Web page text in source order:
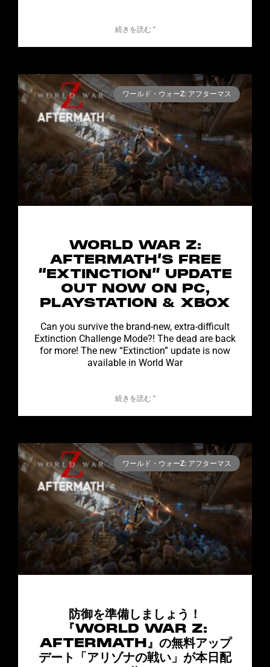
続きを読む "
ワールド・ウォーZ: アフターマス
WORLD WAR Z:
AFTERMATH’S FREE
“EXTINCTION” UPDATE
OUT NOW ON PC,
PLAYSTATION & XBOX
Can you survive the brand-new, extra-difficult
Extinction Challenge Mode?! The dead are back
for more! The new “Extinction” update is now
available in World War
続きを読む "
ワールド・ウォーZ: アフターマス
防御を準備しましょう！
『WORLD WAR Z:
AFTERMATH』の無料アップ
デート「アリゾナの戦い」が本日配